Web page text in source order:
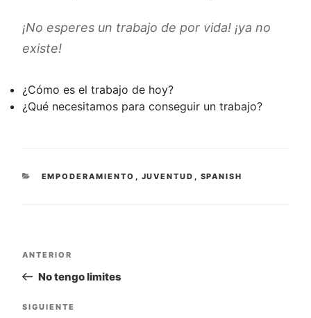
¡No esperes un trabajo de por vida! ¡ya no
existe!
¿Cómo es el trabajo de hoy?
¿Qué necesitamos para conseguir un trabajo?
CATEGORÍAS
EMPODERAMIENTO JUVENTUD SPANISH
Navegación
de
entradas
Entrada
anterior:
ANTERIOR
No tengo limites
Siguiente
SIGUIENTE